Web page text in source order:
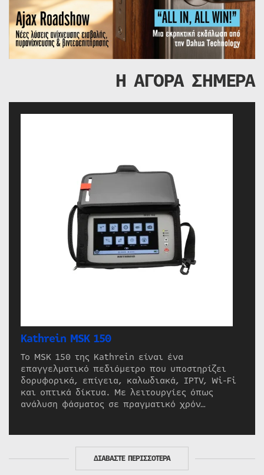
Η ΑΓΟΡΑ ΣΗΜΕΡΑ
Kathrein MSK 150
Το MSK 150 της Kathrein είναι ένα
επαγγελματικό πεδιόμετρο που υποστηρίζει
δορυφορικά, επίγεια, καλωδιακά, IPTV, Wi-Fi
και οπτικά δίκτυα. Με λειτουργίες όπως
ανάλυση φάσματος σε πραγματικό χρόν…
ΔΙΑΒΑΣΤΕ ΠΕΡΙΣΣΟΤΕΡΑ